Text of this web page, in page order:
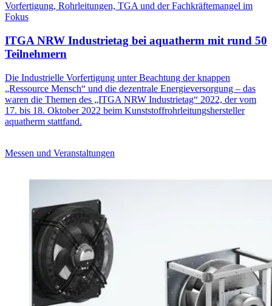
Vorfertigung, Rohrleitungen, TGA und der Fachkräftemangel im
Fokus
ITGA NRW Industrietag bei aquatherm mit rund 50
Teilnehmern
Die Industrielle Vorfertigung unter Beachtung der knappen
„Ressource Mensch“ und die dezentrale Energieversorgung – das
waren die Themen des „ITGA NRW Industrietag“ 2022, der vom
17. bis 18. Oktober 2022 beim Kunststoffrohrleitungshersteller
aquatherm stattfand.
Messen und Veranstaltungen